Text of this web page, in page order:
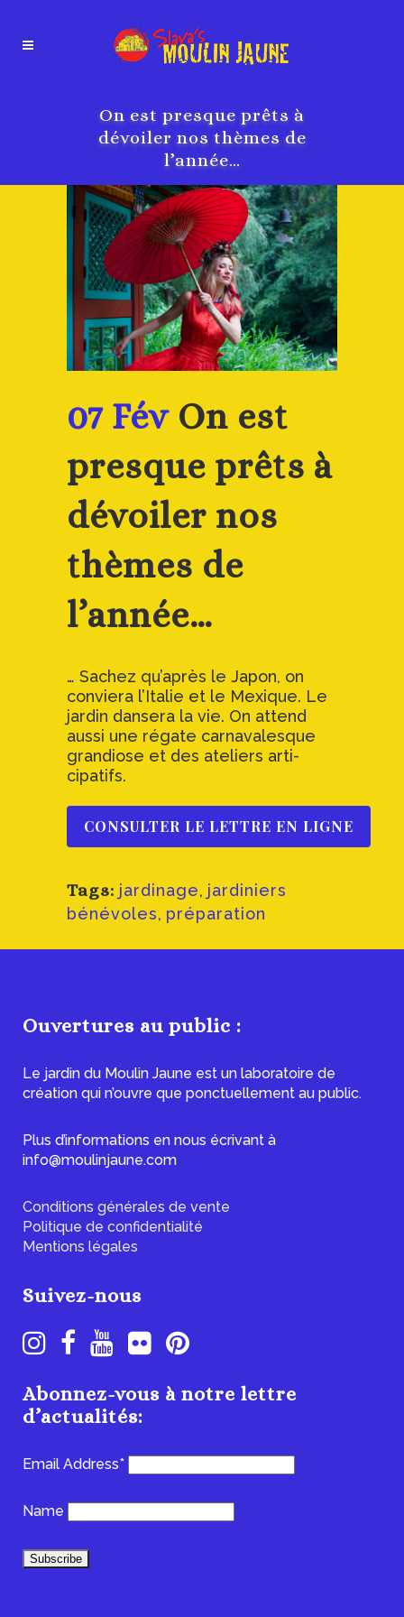
On est presque prêts à
dévoiler nos thèmes de
l’année…
07 FévOn est
presque prêts à
dévoiler nos
thèmes de
l’année…
… Sachez qu’après le Japon, on
conviera l’Italie et le Mexique. Le
jardin dansera la vie. On attend
aussi une régate carnavalesque
grandiose et des ateliers arti-
cipatifs.
CONSULTER LE LETTRE EN LIGNE
Tags: jardinage, jardiniers
bénévoles, préparation
Ouvertures au public :
Le jardin du Moulin Jaune est un laboratoire de
création qui n’ouvre que ponctuellement au public.
Plus d’informations en nous écrivant à
info@moulinjaune.com
Conditions générales de vente
Politique de confidentialité
Mentions légales
Suivez-nous
Abonnez-vous à notre lettre
d’actualités:
Email Address*
Name